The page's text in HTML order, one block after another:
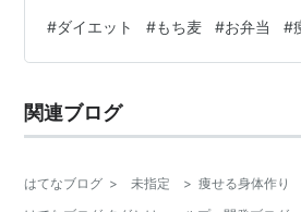
活が１番大きく変化したのはリモー
仕事ではありますが、通勤の行き帰
なるとほとんど体を動かくことがな
態です。 姿勢を変えることもない
#ダイエット #もち麦 #お弁当 #
関連ブログ
はてなブログ > 未指定 > 痩せる身体作り